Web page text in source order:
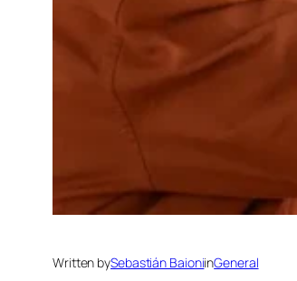
Written bySebastián BaioniinGeneral